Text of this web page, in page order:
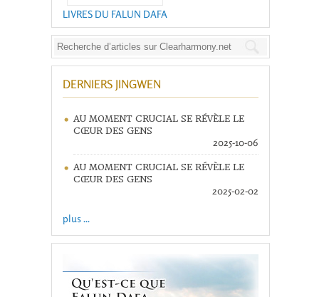
LIVRES DU FALUN DAFA
DERNIERS JINGWEN
AU MOMENT CRUCIAL SE RÉVÈLE LE
CŒUR DES GENS
2025-10-06
AU MOMENT CRUCIAL SE RÉVÈLE LE
CŒUR DES GENS
2025-02-02
plus ...